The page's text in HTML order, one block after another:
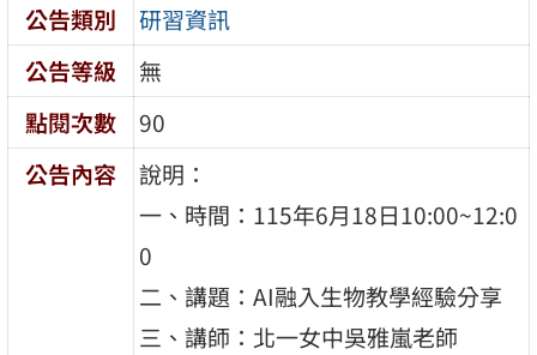
公告類別
研習資訊
公告等級
無
點閱次數
90
公告內容
說明：
一、時間：115年6月18日10:00~12:0
0
二、講題：AI融入生物教學經驗分享
三、講師：北一女中吳雅嵐老師